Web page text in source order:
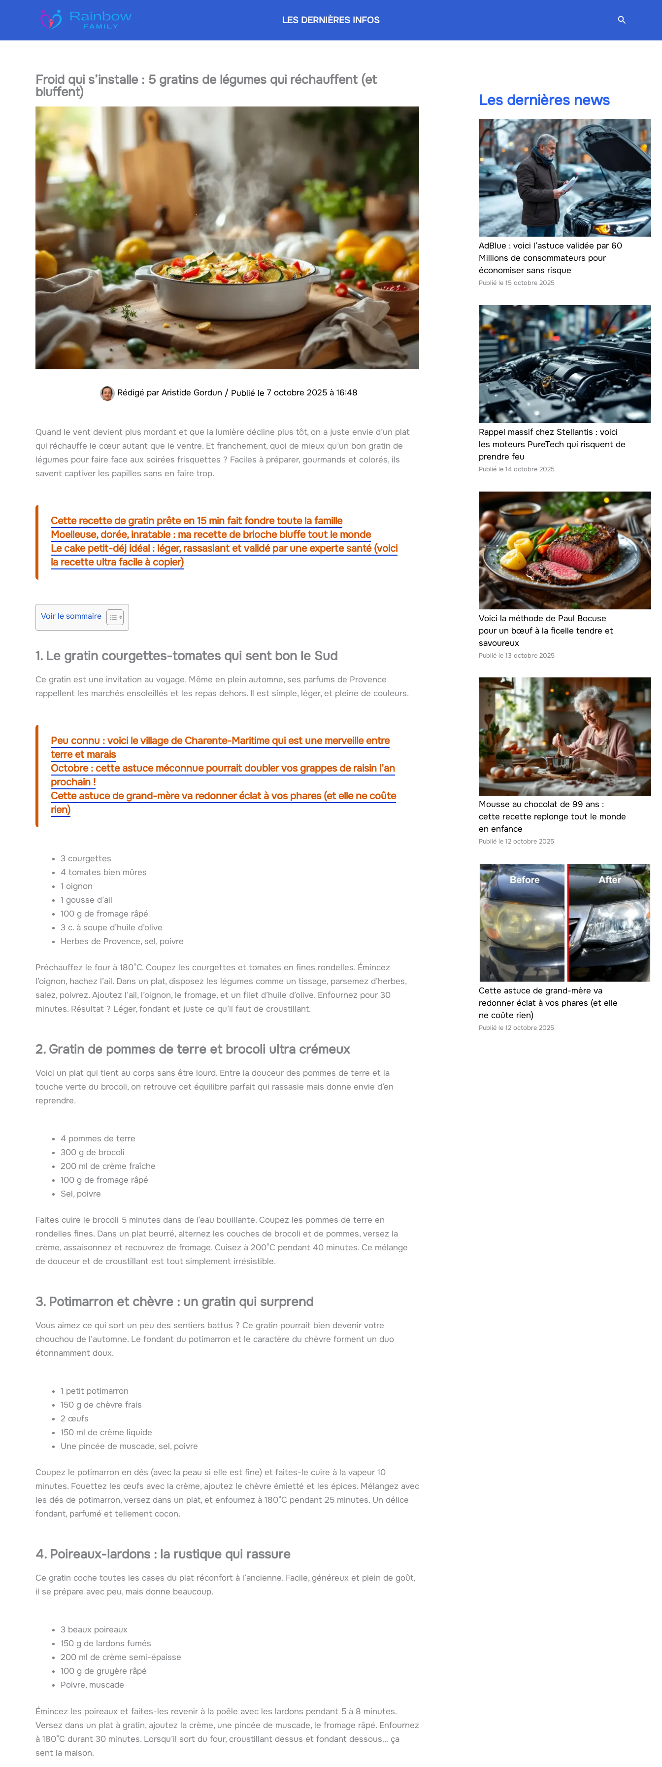
LES DERNIÈRES INFOS
Froid qui s’installe : 5 gratins de légumes qui réchauffent (et
bluffent)
Rédigé par Aristide Gordun / 7 octobre 2025 à 16:48
Quand le vent devient plus mordant et que la lumière décline plus tôt, on a juste envie d’un plat
qui réchauffe le cœur autant que le ventre. Et franchement, quoi de mieux qu’un bon gratin de
légumes pour faire face aux soirées frisquettes ? Faciles à préparer, gourmands et colorés, ils
savent captiver les papilles sans en faire trop.
Cette recette de gratin prête en 15 min fait fondre toute la famille
Moelleuse, dorée, inratable : ma recette de brioche bluffe tout le monde
Le cake petit-déj idéal : léger, rassasiant et validé par une experte santé (voici
la recette ultra facile à copier)
Voir le sommaire
1. Le gratin courgettes-tomates qui sent bon le Sud
Ce gratin est une invitation au voyage. Même en plein automne, ses parfums de Provence
rappellent les marchés ensoleillés et les repas dehors. Il est simple, léger, et pleine de couleurs.
Peu connu : voici le village de Charente-Maritime qui est une merveille entre
terre et marais
Octobre : cette astuce méconnue pourrait doubler vos grappes de raisin l’an
prochain !
Cette astuce de grand-mère va redonner éclat à vos phares (et elle ne coûte
rien)
3 courgettes
4 tomates bien mûres
1 oignon
1 gousse d’ail
100 g de fromage râpé
3 c. à soupe d’huile d’olive
Herbes de Provence, sel, poivre
Préchauffez le four à 180°C. Coupez les courgettes et tomates en fines rondelles. Émincez
l’oignon, hachez l’ail. Dans un plat, disposez les légumes comme un tissage, parsemez d’herbes,
salez, poivrez. Ajoutez l’ail, l’oignon, le fromage, et un filet d’huile d’olive. Enfournez pour 30
minutes. Résultat ? Léger, fondant et juste ce qu’il faut de croustillant.
2. Gratin de pommes de terre et brocoli ultra crémeux
Voici un plat qui tient au corps sans être lourd. Entre la douceur des pommes de terre et la
touche verte du brocoli, on retrouve cet équilibre parfait qui rassasie mais donne envie d’en
reprendre.
4 pommes de terre
300 g de brocoli
200 ml de crème fraîche
100 g de fromage râpé
Sel, poivre
Faites cuire le brocoli 5 minutes dans de l’eau bouillante. Coupez les pommes de terre en
rondelles fines. Dans un plat beurré, alternez les couches de brocoli et de pommes, versez la
crème, assaisonnez et recouvrez de fromage. Cuisez à 200°C pendant 40 minutes. Ce mélange
de douceur et de croustillant est tout simplement irrésistible.
3. Potimarron et chèvre : un gratin qui surprend
Vous aimez ce qui sort un peu des sentiers battus ? Ce gratin pourrait bien devenir votre
chouchou de l’automne. Le fondant du potimarron et le caractère du chèvre forment un duo
étonnamment doux.
1 petit potimarron
150 g de chèvre frais
2 œufs
150 ml de crème liquide
Une pincée de muscade, sel, poivre
Coupez le potimarron en dés (avec la peau si elle est fine) et faites-le cuire à la vapeur 10
minutes. Fouettez les œufs avec la crème, ajoutez le chèvre émietté et les épices. Mélangez avec
les dés de potimarron, versez dans un plat, et enfournez à 180°C pendant 25 minutes. Un délice
fondant, parfumé et tellement cocon.
4. Poireaux-lardons : la rustique qui rassure
Ce gratin coche toutes les cases du plat réconfort à l’ancienne. Facile, généreux et plein de goût,
il se prépare avec peu, mais donne beaucoup.
3 beaux poireaux
150 g de lardons fumés
200 ml de crème semi-épaisse
100 g de gruyère râpé
Poivre, muscade
Émincez les poireaux et faites-les revenir à la poêle avec les lardons pendant 5 à 8 minutes.
Versez dans un plat à gratin, ajoutez la crème, une pincée de muscade, le fromage râpé. Enfournez
à 180°C durant 30 minutes. Lorsqu’il sort du four, croustillant dessus et fondant dessous… ça
sent la maison.
Les dernières news
AdBlue : voici l’astuce validée par 60
Millions de consommateurs pour
économiser sans risque
15 octobre 2025
Rappel massif chez Stellantis : voici
les moteurs PureTech qui risquent de
prendre feu
14 octobre 2025
Voici la méthode de Paul Bocuse
pour un bœuf à la ficelle tendre et
savoureux
13 octobre 2025
Mousse au chocolat de 99 ans :
cette recette replonge tout le monde
en enfance
12 octobre 2025
Cette astuce de grand-mère va
redonner éclat à vos phares (et elle
ne coûte rien)
12 octobre 2025